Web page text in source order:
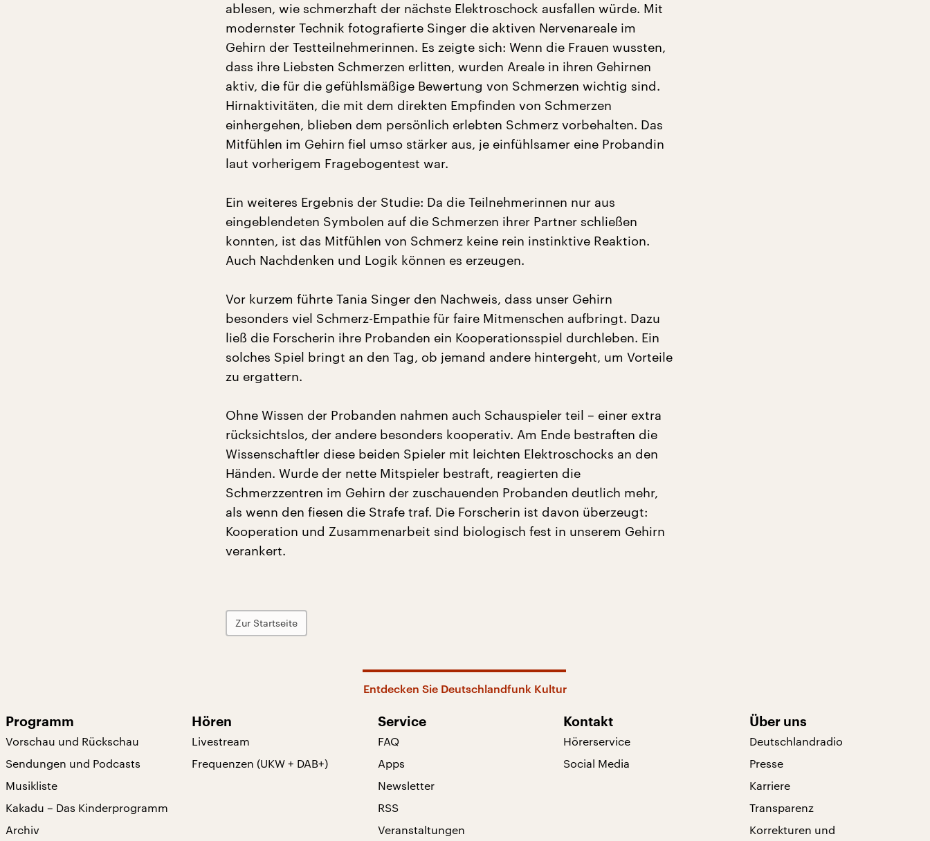
ablesen, wie schmerzhaft der nächste Elektroschock ausfallen würde. Mit
modernster Technik fotografierte Singer die aktiven Nervenareale im
Gehirn der Testteilnehmerinnen. Es zeigte sich: Wenn die Frauen wussten,
dass ihre Liebsten Schmerzen erlitten, wurden Areale in ihren Gehirnen
aktiv, die für die gefühlsmäßige Bewertung von Schmerzen wichtig sind.
Hirnaktivitäten, die mit dem direkten Empfinden von Schmerzen
einhergehen, blieben dem persönlich erlebten Schmerz vorbehalten. Das
Mitfühlen im Gehirn fiel umso stärker aus, je einfühlsamer eine Probandin
laut vorherigem Fragebogentest war.
Ein weiteres Ergebnis der Studie: Da die Teilnehmerinnen nur aus
eingeblendeten Symbolen auf die Schmerzen ihrer Partner schließen
konnten, ist das Mitfühlen von Schmerz keine rein instinktive Reaktion.
Auch Nachdenken und Logik können es erzeugen.
Vor kurzem führte Tania Singer den Nachweis, dass unser Gehirn
besonders viel Schmerz-Empathie für faire Mitmenschen aufbringt. Dazu
ließ die Forscherin ihre Probanden ein Kooperationsspiel durchleben. Ein
solches Spiel bringt an den Tag, ob jemand andere hintergeht, um Vorteile
zu ergattern.
Ohne Wissen der Probanden nahmen auch Schauspieler teil – einer extra
rücksichtslos, der andere besonders kooperativ. Am Ende bestraften die
Wissenschaftler diese beiden Spieler mit leichten Elektroschocks an den
Händen. Wurde der nette Mitspieler bestraft, reagierten die
Schmerzzentren im Gehirn der zuschauenden Probanden deutlich mehr,
als wenn den fiesen die Strafe traf. Die Forscherin ist davon überzeugt:
Kooperation und Zusammenarbeit sind biologisch fest in unserem Gehirn
verankert.
Zur Startseite
Entdecken Sie Deutschlandfunk Kultur
Programm
Vorschau und Rückschau
Sendungen und Podcasts
Musikliste
Kakadu – Das Kinderprogramm
Archiv
Hören
Livestream
Frequenzen (UKW + DAB+)
Service
FAQ
Apps
Newsletter
RSS
Veranstaltungen
Kontakt
Hörerservice
Social Media
Über uns
Deutschlandradio
Presse
Karriere
Transparenz
Korrekturen und